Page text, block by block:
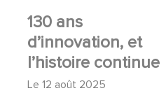
130 ans
d’innovation, et
l’histoire continue
Le 12 août 2025